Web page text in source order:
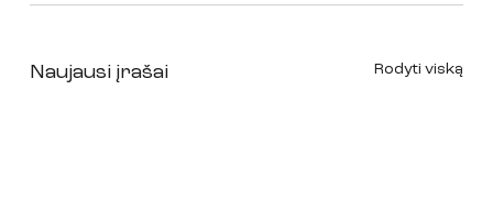
Naujausi įrašai Rodyti viską